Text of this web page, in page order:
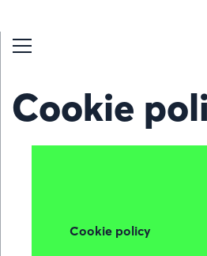
Cookie
Cookie policy